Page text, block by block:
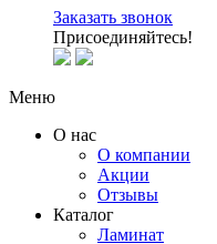
Заказать звонок
Присоединяйтесь!
Меню
О нас
О компании
Акции
Отзывы
Каталог
Ламинат